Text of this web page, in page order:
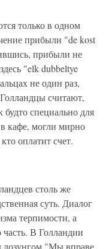
только в одном
прибыли "de kost
прибыли не
"elk dubbeltye
не один раз,
считают,
специально для
кафе, могли мирно
оплатит счет.
столь же
суть. Диалог
терпимости, а
В Голландии
лозунгом "Мы вправе